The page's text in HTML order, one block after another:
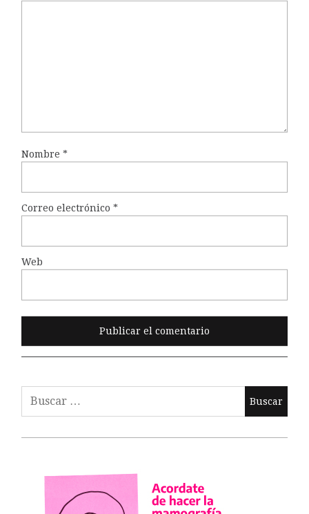
Nombre *
Correo electrónico *
Web